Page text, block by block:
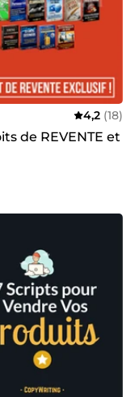
4,2 (18)
de REVENTE et